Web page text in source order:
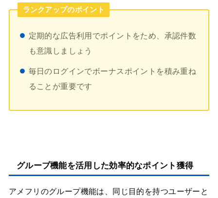
ランクアップのポイント
定期的な広告利用でポイントをため、承認件数
も意識しましょう
毎日のログインでボーナスポイントを積み重ね
ることが重要です
グループ機能を活用した効率的なポイント獲得
アメフリのグループ機能は、同じ目的を持つユーザーと